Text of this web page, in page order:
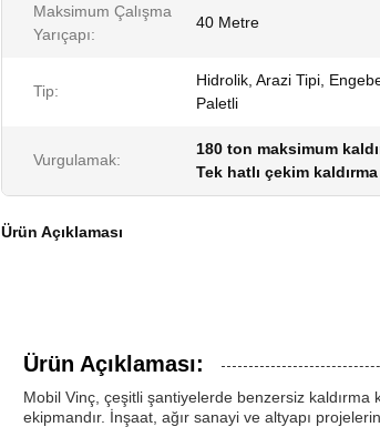
Maksimum Çalışma
Yarıçapı:
40 Metre
Tip:
Hidrolik, Arazi Tipi,
Paletli
Vurgulamak:
180 ton maksimum
Tek hatlı çekim
Ürün Açıklaması
Ürün Açıklaması:
Mobil Vinç, çeşitli şantiyelerde benzersiz
ekipmandır. İnşaat, ağır sanayi ve altyapı